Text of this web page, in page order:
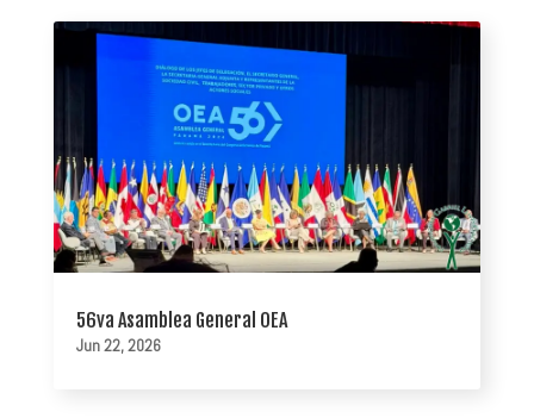
56va Asamblea General OEA
Jun 22, 2026